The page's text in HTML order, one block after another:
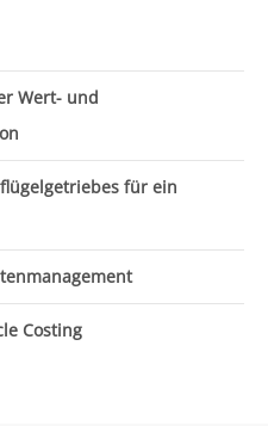
Wert- und
und
bei einem
für ein
Costing